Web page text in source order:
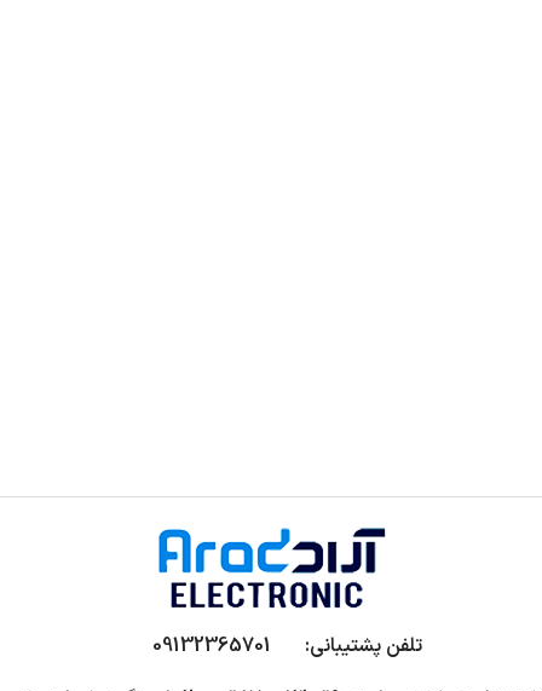
تلفن پشتیبانی: 09132365701